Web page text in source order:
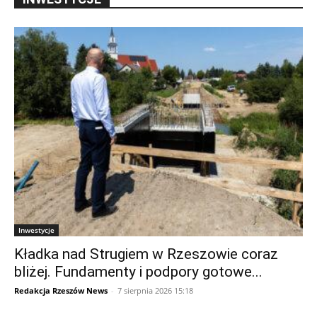
Inwestycje
Kładka nad Strugiem w Rzeszowie coraz
bliżej. Fundamenty i podpory gotowe...
Redakcja Rzeszów News - 7 sierpnia 2026 15:18